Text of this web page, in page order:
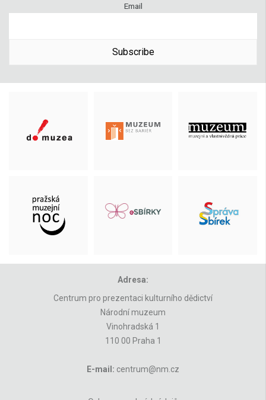
Email
Subscribe
Adresa:
Centrum pro prezentaci kulturního dědictví
Národní muzeum
Vinohradská 1
110 00 Praha 1
E-mail: centrum@nm.cz